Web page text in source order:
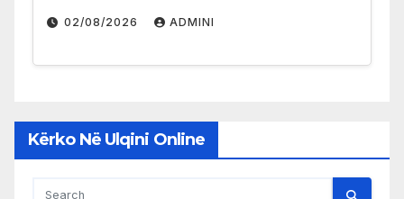
02/08/2026 ADMINI
Kërko Në Ulqini Online